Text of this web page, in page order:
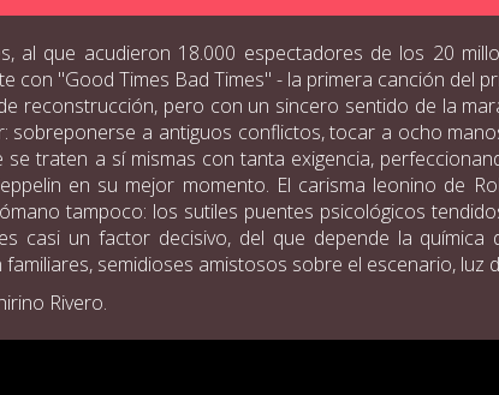
al que acudieron 18.000 espectadores de los 20
con "Good Times Bad Times" - la primera canción del
reconstrucción, pero con un sincero sentido de la
sobreponerse a antiguos conflictos, tocar a ocho
se traten a sí mismas con tanta exigencia,
en su mejor momento. El carisma leonino de
tampoco: los sutiles puentes psicológicos
casi un factor decisivo, del que depende la
familiares, semidioses amistosos sobre el escenario,
Rivero.